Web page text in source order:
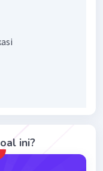
menjamin
untuk
memiliki
menjamin
ini?